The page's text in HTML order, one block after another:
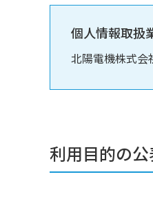
個人情報取扱
北陽電機株式会
利用目的の公